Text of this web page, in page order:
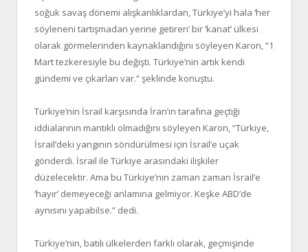
soğuk savaş dönemi alışkanlıklardan, Türkiye’yi hala ‘her
söyleneni tartışmadan yerine getiren’ bir ‘kanat’ ülkesi
olarak görmelerinden kaynaklandığını söyleyen Karon, “1
Mart tezkeresiyle bu değişti. Türkiye’nin artık kendi
gündemi ve çıkarları var.” şeklinde konuştu.
Türkiye’nin İsrail karşısında İran’ın tarafına geçtiği
iddialarının mantıklı olmadığını söyleyen Karon, “Türkiye,
İsrail’deki yangının söndürülmesi için İsrail’e uçak
gönderdi. İsrail ile Türkiye arasındaki ilişkiler
düzelecektir. Ama bu Türkiye’nin zaman zaman İsrail’e
‘hayır’ demeyeceği anlamına gelmiyor. Keşke ABD’de
aynısını yapabilse.” dedi.
Türkiye’nin, batılı ülkelerden farklı olarak, geçmişinde